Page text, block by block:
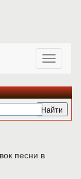
песни в